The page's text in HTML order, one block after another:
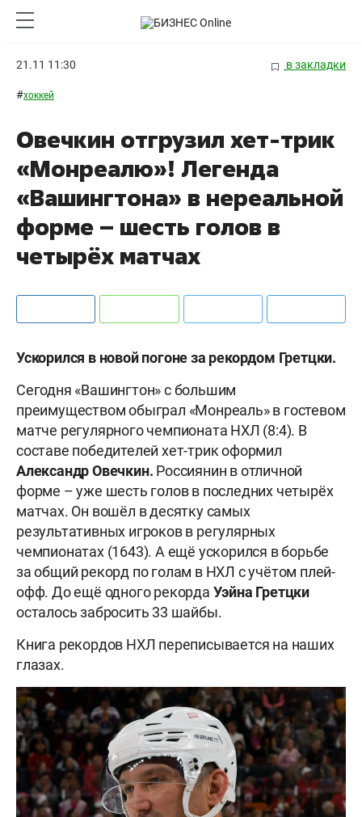
21.11 11:30 в закладки
#хоккей
Овечкин отгрузил хет-трик
«Монреалю»! Легенда
«Вашингтона» в нереальной
форме – шесть голов в
четырёх матчах
Ускорился в новой погоне за рекордом Гретцки.
Сегодня «Вашингтон» с большим
преимуществом обыграл «Монреаль» в гостевом
матче регулярного чемпионата НХЛ (8:4). В
составе победителей хет-трик оформил
Александр Овечкин. Россиянин в отличной
форме – уже шесть голов в последних четырёх
матчах. Он вошёл в десятку самых
результативных игроков в регулярных
чемпионатах (1643). А ещё ускорился в борьбе
за общий рекорд по голам в НХЛ с учётом плей-
офф. До ещё одного рекорда Уэйна Гретцки
осталось забросить 33 шайбы.
Книга рекордов НХЛ переписывается на наших
глазах.